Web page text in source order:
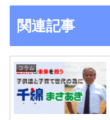
関連記事
コラム